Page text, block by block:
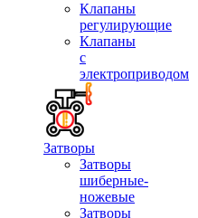
Клапаны
регулирующие
Клапаны
с
электроприводом
Затворы
Затворы
шиберные-
ножевые
Затворы